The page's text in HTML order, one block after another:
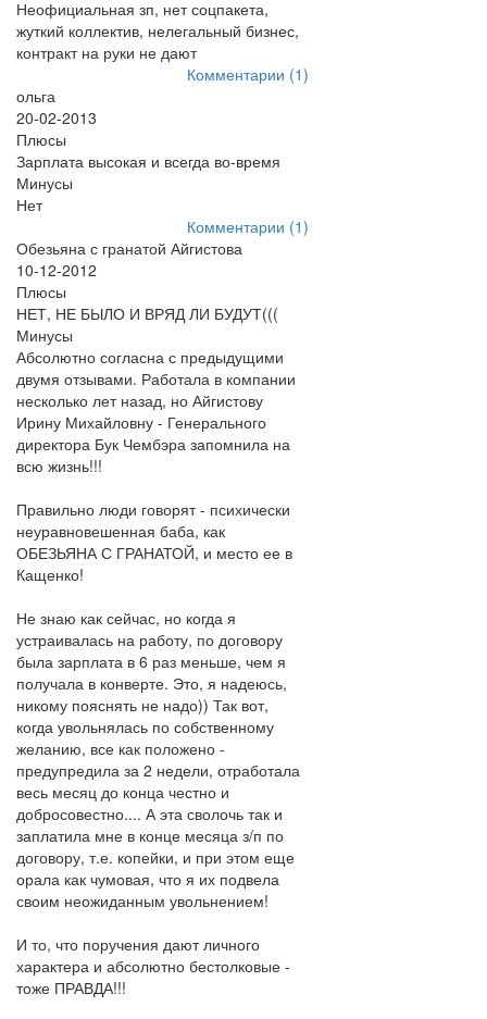
Неофициальная зп, нет соцпакета,
жуткий коллектив, нелегальный бизнес,
контракт на руки не дают
Комментарии (1)
ольга
20-02-2013
Плюсы
Зарплата высокая и всегда во-время
Минусы
Нет
Комментарии (1)
Обезьяна с гранатой Айгистова
10-12-2012
Плюсы
НЕТ, НЕ БЫЛО И ВРЯД ЛИ БУДУТ(((
Минусы
Абсолютно согласна с предыдущими
двумя отзывами. Работала в компании
несколько лет назад, но Айгистову
Ирину Михайловну - Генерального
директора Бук Чембэра запомнила на
всю жизнь!!!
Правильно люди говорят - психически
неуравновешенная баба, как
ОБЕЗЬЯНА С ГРАНАТОЙ, и место ее в
Кащенко!
Не знаю как сейчас, но когда я
устраивалась на работу, по договору
была зарплата в 6 раз меньше, чем я
получала в конверте. Это, я надеюсь,
никому пояснять не надо)) Так вот,
когда увольнялась по собственному
желанию, все как положено -
предупредила за 2 недели, отработала
весь месяц до конца честно и
добросовестно.... А эта сволочь так и
заплатила мне в конце месяца з/п по
договору, т.е. копейки, и при этом еще
орала как чумовая, что я их подвела
своим неожиданным увольнением!
И то, что поручения дают личного
характера и абсолютно бестолковые -
тоже ПРАВДА!!!